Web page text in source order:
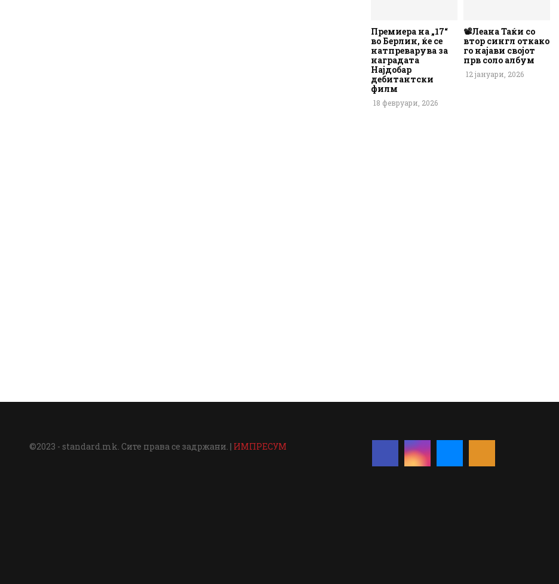
Премиера на „17“
во Берлин, ќе се
натпреварува за
наградата
Најдобар
дебитантски
филм
18 февруари, 2026
📽️Леана Таќи со
втор сингл откако
го најави својот
прв соло албум
12 јануари, 2026
©2023 - standard.mk. Сите права се задржани. | ИМПРЕСУМ